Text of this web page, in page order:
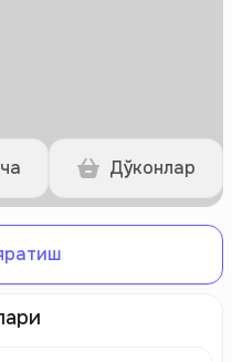
Дўконлар